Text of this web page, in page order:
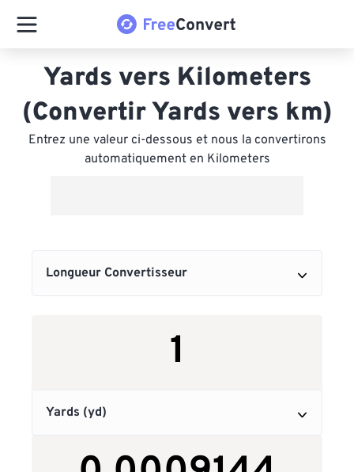
Yards vers Kilometers
(Convertir Yards vers km)
Entrez une valeur ci-dessous et nous la convertirons
automatiquement en Kilometers